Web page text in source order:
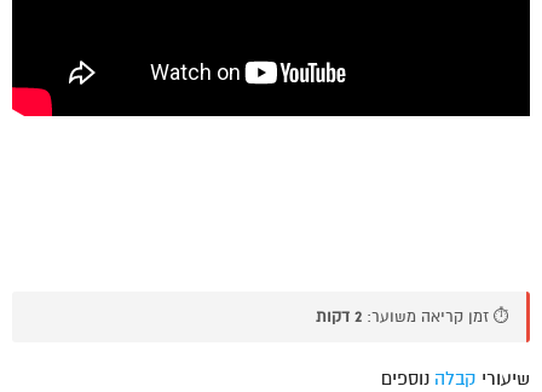
⏱️ זמן קריאה משוער: 2 דקות
שיעורי קבלה נוספים